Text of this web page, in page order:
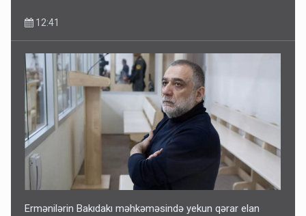
12:41
Ermənilərin Bakıdakı məhkəməsində yekun qərar elan